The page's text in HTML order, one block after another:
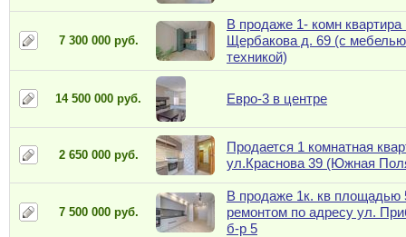
7 300 000 руб.
В продаже 1- комн квартира
Щербакова д. 69 (с
техникой)
14 500 000 руб. Евро-3 в центре
2 650 000 руб.
Продается 1 комнатная
ул.Краснова 39 (Южная
7 500 000 руб.
В продаже 1к. кв площадью
ремонтом по адресу ул.
б-р 5